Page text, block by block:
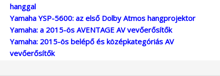
hanggal
Yamaha YSP-5600: az első Dolby Atmos hangprojektor
Yamaha: a 2015-ös AVENTAGE AV vevőerősítők
Yamaha: 2015-ös belépő és középkategóriás AV
vevőerősítők